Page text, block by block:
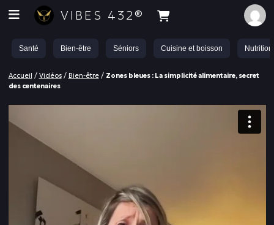
VIBES 432®
Santé Bien-être Séniors Cuisine et boisson Nutrition
Accueil / Vidéos/ Bien-être/ Zones bleues : La simplicité alimentaire, secret
des centenaires